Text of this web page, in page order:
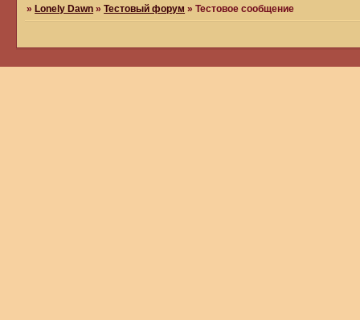
»Lonely Dawn »Тестовый форум »Тестовое сообщение